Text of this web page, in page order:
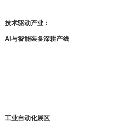
技术驱动产业：
AI与智能装备深耕产线
工业自动化展区